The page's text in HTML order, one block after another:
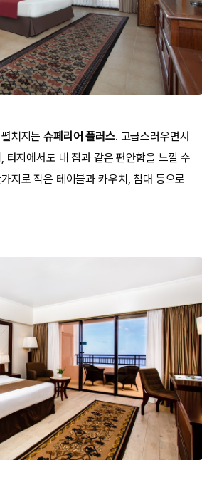
펼쳐지는슈페리어 플러스. 고급스러우면서
타지에서도 내 집과 같은 편안함을 느낄 수
지로 작은 테이블과 카우치, 침대 등으로